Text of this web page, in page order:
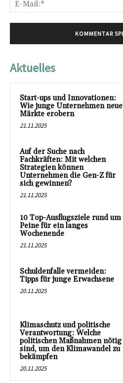
Aktuelles
Start-ups und Innovationen:
Wie junge Unternehmen neue
Märkte erobern
21.11.2025
Auf der Suche nach
Fachkräften: Mit welchen
Strategien können
Unternehmen die Gen-Z für
sich gewinnen?
21.11.2025
10 Top-Ausflugsziele rund um
Peine für ein langes
Wochenende
21.11.2025
Schuldenfalle vermeiden:
Tipps für junge Erwachsene
20.11.2025
Klimaschutz und politische
Verantwortung: Welche
politischen Maßnahmen nötig
sind, um den Klimawandel zu
bekämpfen
20.11.2025